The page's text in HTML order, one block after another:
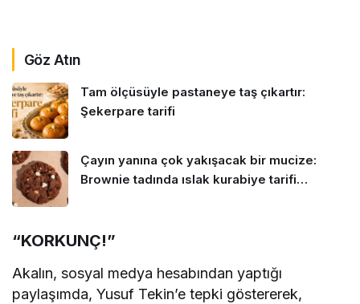
Göz Atın
Tam ölçüsüyle pastaneye taş çıkartır:
Şekerpare tarifi
Çayın yanına çok yakışacak bir mucize:
Brownie tadında ıslak kurabiye tarifi…
“KORKUNÇ!”
Akalın, sosyal medya hesabından yaptığı
paylaşımda, Yusuf Tekin’e tepki göstererek,